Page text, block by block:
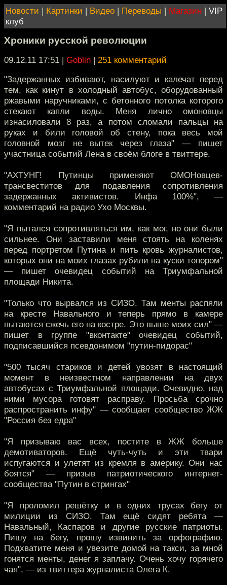
Новости | Картинки | Видео | Переводы | Магазин | VIP
клуб
Хроники русской революции
09.12.11 17:51 | Goblin | 251 комментарий
"Задержанных избивают, насилуют и калечат перед
тем, как кинут в холодный автобус, оборудованный
ржавыми наручниками, с бетонного потолка которого
стекают капли воды. Меня лично омоновцы
изнасиловали 8 раз, а потом сломали пальцы на
руках и били головой об стену, пока весь мой
головной мозг не вытек через глаза" — пишет
участница событий Лена в своём блоге в твиттере.
"АХТУНГ! Путинцы применяют ОМОНовцев-
трансвеститов для подавления сопротивления
задержанных активистов. Инфа 100%", —
комментарий на радио Ухо Москвы.
"Я пытался сопротивляться им, как мог, но они были
сильнее. Они заставили меня стоять на коленях
перед портретом Путина и пить кровь журналистов,
которых они на моих глазах рубили на куски топором"
— пишет очевидец событий на Триумфальной
площади Никита.
"Только что вырвался из СИЗО. Там менты распяли
на кресте Навального и теперь прямо в камере
пытаются сжечь его на костре. Это выше моих сил" —
пишет в группе "вконтакте" очевидец событий,
подписавшийся псевдонимом "путин-пидорас"
"500 тысяч стариков и детей увозят в настоящий
момент в неизвестном направлении на двух
автобусах с Триумфальной площади. Очевидно, над
ними мусора готовят расправу. Просьба срочно
распространить инфу" — сообщает сообщество ЖЖ
"Россия без едра"
"Я призываю вас всех, постите в ЖЖ больше
демотиваторов. Ещё чуть-чуть и эти твари
испугаются и улетят из кремля в америку. Они нас
боятся" — призыв патриотического интернет-
сообщества "Путин в стрингах"
"Я проломил решётку и в одних трусах бегу от
милиции из СИЗО. Там ещё сидят ребята —
Навальный, Каспаров и другие русские патриоты.
Пишу на бегу, прошу извинить за орфографию.
Подхватите меня и увезите домой на такси, за мной
гонятся менты, денег я заплачу. Очень хочу горячего
чая", — из твиттера журналиста Олега К.